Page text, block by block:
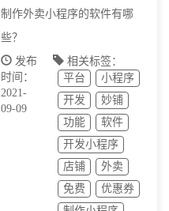
制作外卖小程序的软件有哪
些？
发布
时间：
2021-
09-09
相关标签：
平台
小程序
开发
妙铺
功能
软件
开发小程序
店铺
外卖
免费
优惠券